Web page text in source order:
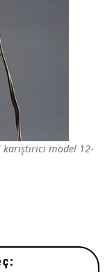
model 12-